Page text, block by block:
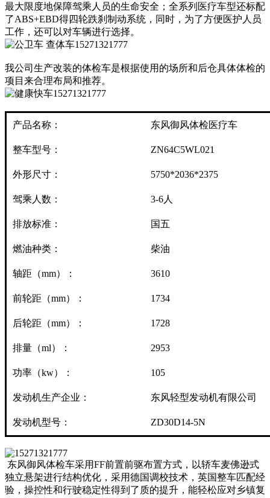
最大限度地保障驾乘人员的生命安全；全系列医疗车型还标配
了ABS+EBD得四轮跌刹制动系统，同时，为了方便医护人员
工作，还可以对车辆进行选择。
我公司生产改装的体检车是根据使用的场所和后仓具体体检的
项目来合理布局和推荐。
产品名称： 东风御风体检医疗车
整车型号： ZN64C5WL021
外形尺寸： 5750*2036*2375
驾乘人数： 3-6人
排放标准： 国五
燃油种类： 柴油
轴距（mm）： 3610
前轮距（mm）： 1734
后轮距（mm）： 1728
排量（ml）： 2953
功率（kw）： 105
发动机生产企业： 东风轻型发动机有限公司
发动机型号： ZD30D14-5N
东风御风体检车采用FF前置前驱布置方式，以轿车麦佛逊式
独立悬架进行结构优化，采用德国调校技术，英国整车匹配经
验，操控性和行驶稳定性得到了质的提升，能轻松应对乡镇复